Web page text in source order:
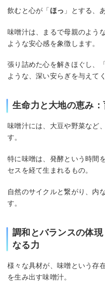
飲むと心が「ほっ 」とする、
味噌汁は、まるで母親のよう
ような安心感を象徴します。
張り詰めた心を解きほぐし、「
ような、深い安らぎを与えて
生命力と大地の恵み
味噌汁には、大豆や野菜など、
す。
特に味噌は、発酵という時間
セスを経て生まれるもの。
自然のサイクルと繋がり、内
す。
調和とバランスの体
なる力
様々な具材が、味噌という存
を生み出す味噌汁。